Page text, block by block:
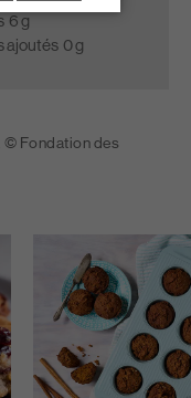
6 g
ajoutés 0 g
© Fondation des